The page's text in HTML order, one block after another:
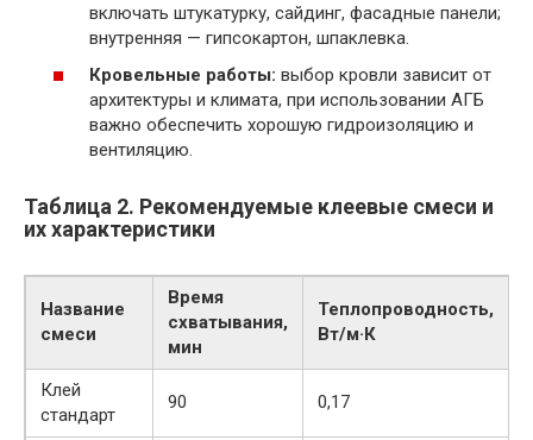
включать штукатурку, сайдинг, фасадные панели;
внутренняя — гипсокартон, шпаклевка.
Кровельные работы: выбор кровли зависит от
архитектуры и климата, при использовании АГБ
важно обеспечить хорошую гидроизоляцию и
вентиляцию.
Таблица 2. Рекомендуемые клеевые смеси и
их характеристики
Название
смеси
Время
схватывания,
мин
Теплопроводность,
Вт/м·К
Клей
стандарт
90 0,17